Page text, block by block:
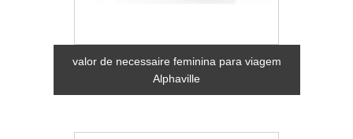
valor de necessaire feminina para viagem
Alphaville